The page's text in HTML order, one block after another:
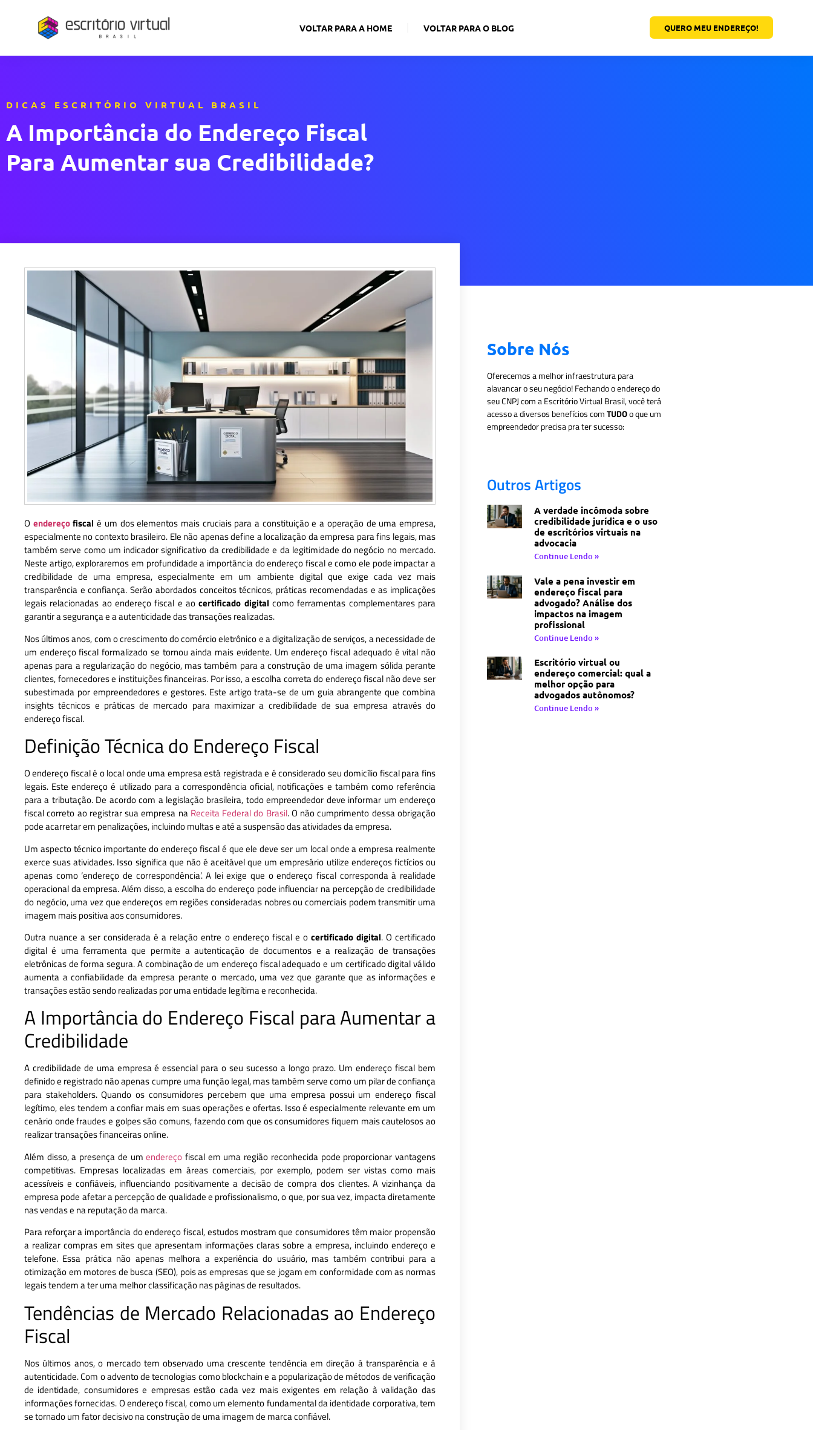
VOLTAR PARA A HOME VOLTAR PARA O BLOG QUERO MEU ENDEREÇO!
DICAS ESCRITÓRIO VIRTUAL BRASIL
A Importância do Endereço Fiscal
Para Aumentar sua Credibilidade?
O endereçofiscal é um dos elementos mais cruciais para a constituição e a operação de uma empresa,
especialmente no contexto brasileiro. Ele não apenas define a localização da empresa para fins legais, mas
também serve como um indicador significativo da credibilidade e da legitimidade do negócio no mercado.
Neste artigo, exploraremos em profundidade a importância do endereço fiscal e como ele pode impactar a
credibilidade de uma empresa, especialmente em um ambiente digital que exige cada vez mais
transparência e confiança. Serão abordados conceitos técnicos, práticas recomendadas e as implicações
legais relacionadas ao endereço fiscal e aocertificado digital como ferramentas complementares para
garantir a segurança e a autenticidade das transações realizadas.
Nos últimos anos, com o crescimento do comércio eletrônico e a digitalização de serviços, a necessidade de
um endereço fiscal formalizado se tornou ainda mais evidente. Um endereço fiscal adequado é vital não
apenas para a regularização do negócio, mas também para a construção de uma imagem sólida perante
clientes, fornecedores e instituições financeiras. Por isso, a escolha correta do endereço fiscal não deve ser
subestimada por empreendedores e gestores. Este artigo trata-se de um guia abrangente que combina
insights técnicos e práticas de mercado para maximizar a credibilidade de sua empresa através do
endereço fiscal.
Definição Técnica do Endereço Fiscal
O endereço fiscal é o local onde uma empresa está registrada e é considerado seu domicílio fiscal para fins
legais. Este endereço é utilizado para a correspondência oficial, notificações e também como referência
para a tributação. De acordo com a legislação brasileira, todo empreendedor deve informar um endereço
fiscal correto ao registrar sua empresa na Receita Federal do Brasil. O não cumprimento dessa obrigação
pode acarretar em penalizações, incluindo multas e até a suspensão das atividades da empresa.
Um aspecto técnico importante do endereço fiscal é que ele deve ser um local onde a empresa realmente
exerce suas atividades. Isso significa que não é aceitável que um empresário utilize endereços fictícios ou
apenas como ‘endereço de correspondência’. A lei exige que o endereço fiscal corresponda à realidade
operacional da empresa. Além disso, a escolha do endereço pode influenciar na percepção de credibilidade
do negócio, uma vez que endereços em regiões consideradas nobres ou comerciais podem transmitir uma
imagem mais positiva aos consumidores.
Outra nuance a ser considerada é a relação entre o endereço fiscal e o certificado digital. O certificado
digital é uma ferramenta que permite a autenticação de documentos e a realização de transações
eletrônicas de forma segura. A combinação de um endereço fiscal adequado e um certificado digital válido
aumenta a confiabilidade da empresa perante o mercado, uma vez que garante que as informações e
transações estão sendo realizadas por uma entidade legítima e reconhecida.
A Importância do Endereço Fiscal para Aumentar a
Credibilidade
A credibilidade de uma empresa é essencial para o seu sucesso a longo prazo. Um endereço fiscal bem
definido e registrado não apenas cumpre uma função legal, mas também serve como um pilar de confiança
para stakeholders. Quando os consumidores percebem que uma empresa possui um endereço fiscal
legítimo, eles tendem a confiar mais em suas operações e ofertas. Isso é especialmente relevante em um
cenário onde fraudes e golpes são comuns, fazendo com que os consumidores fiquem mais cautelosos ao
realizar transações financeiras online.
Além disso, a presença de umendereço fiscal em uma região reconhecida pode proporcionar vantagens
competitivas. Empresas localizadas em áreas comerciais, por exemplo, podem ser vistas como mais
acessíveis e confiáveis, influenciando positivamente a decisão de compra dos clientes. A vizinhança da
empresa pode afetar a percepção de qualidade e profissionalismo, o que, por sua vez, impacta diretamente
nas vendas e na reputação da marca.
Para reforçar a importância do endereço fiscal, estudos mostram que consumidores têm maior propensão
a realizar compras em sites que apresentam informações claras sobre a empresa, incluindo endereço e
telefone. Essa prática não apenas melhora a experiência do usuário, mas também contribui para a
otimização em motores de busca (SEO), pois as empresas que se jogam em conformidade com as normas
legais tendem a ter uma melhor classificação nas páginas de resultados.
Tendências de Mercado Relacionadas ao Endereço
Fiscal
Nos últimos anos, o mercado tem observado uma crescente tendência em direção à transparência e à
autenticidade. Com o advento de tecnologias como blockchain e a popularização de métodos de verificação
de identidade, consumidores e empresas estão cada vez mais exigentes em relação à validação das
informações fornecidas. O endereço fiscal, como um elemento fundamental da identidade corporativa, tem
se tornado um fator decisivo na construção de uma imagem de marca confiável.
Sobre Nós
Oferecemos a melhor infraestrutura para
alavancar o seu negócio! Fechando o endereço do
seu CNPJ com a Escritório Virtual Brasil, você terá
acesso a diversos benefícios comTUDOo que um
empreendedor precisa pra ter sucesso:
Outros Artigos
A verdade incômoda sobre
credibilidade jurídica e o uso
de escritórios virtuais na
advocacia
Continue Lendo »
Vale a pena investir em
endereço fiscal para
advogado? Análise dos
impactos na imagem
profissional
Continue Lendo »
Escritório virtual ou
endereço comercial: qual a
melhor opção para
advogados autônomos?
Continue Lendo »